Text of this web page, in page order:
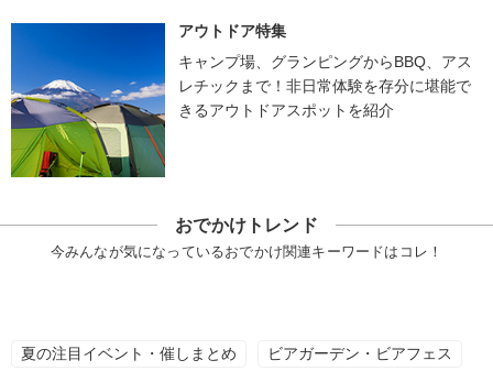
アウトドア特集
キャンプ場、グランピングからBBQ、アス
レチックまで！非日常体験を存分に堪能で
きるアウトドアスポットを紹介
おでかけトレンド
今みんなが気になっているおでかけ関連キーワードはコレ！
夏の注目イベント・催しまとめ ビアガーデン・ビアフェス